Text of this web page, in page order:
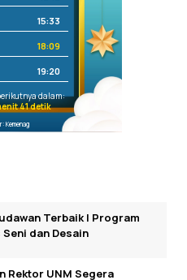
15:33
18:09
19:20
dalam:
41 detik
Kemenag
Terbaik I Program
dan Desain
Rektor UNM Segera